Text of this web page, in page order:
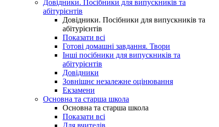
Довідники. Посібники для випускників та
абітурієнтів
Довідники. Посібники для випускників та
абітурієнтів
Показати всі
Готові домашні завдання. Твори
Інші посібники для випускників та
абітурієнтів
Довідники
Зовнішнє незалежне оцінювання
Екзамени
Основна та старша школа
Основна та старша школа
Показати всі
Для вчителів